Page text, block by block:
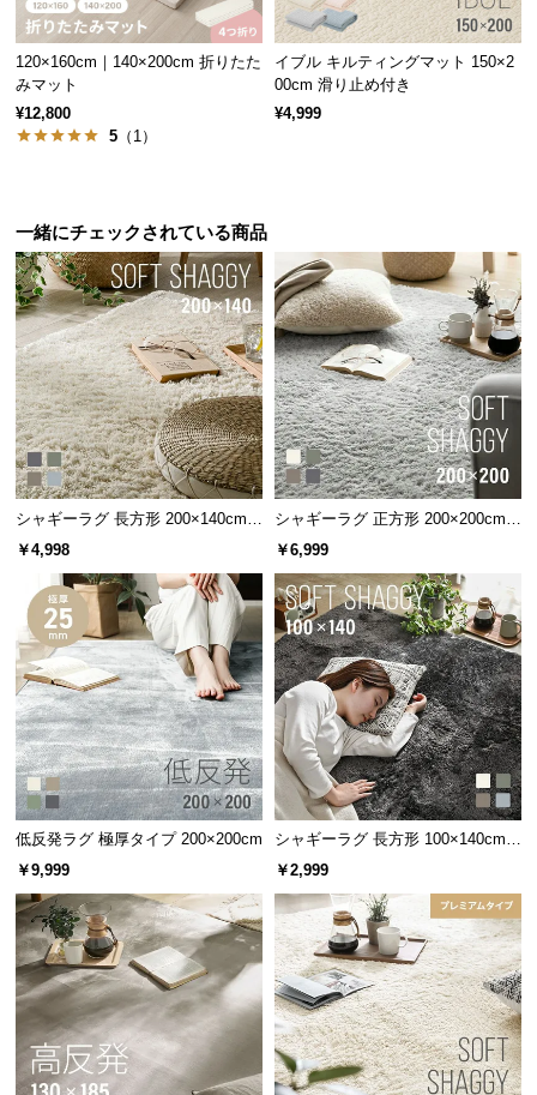
120×160cm｜140×200cm 折りたた
みマット
¥12,800
5 （1）
イブル キルティングマット 150×2
00cm 滑り止め付き
¥4,999
一緒にチェックされている商品
シャギーラグ 長方形 200×140cm
洗える 防音 防ダニ 抗菌防臭 滑り
￥4,998
シャギーラグ 正方形 200×200cm
洗える 防音 防ダニ 抗菌防臭 滑り
￥6,999
低反発ラグ 極厚タイプ 200×200cm
￥9,999
シャギーラグ 長方形 100×140cm
洗える 防音 防ダニ 抗菌防臭 滑り
￥2,999